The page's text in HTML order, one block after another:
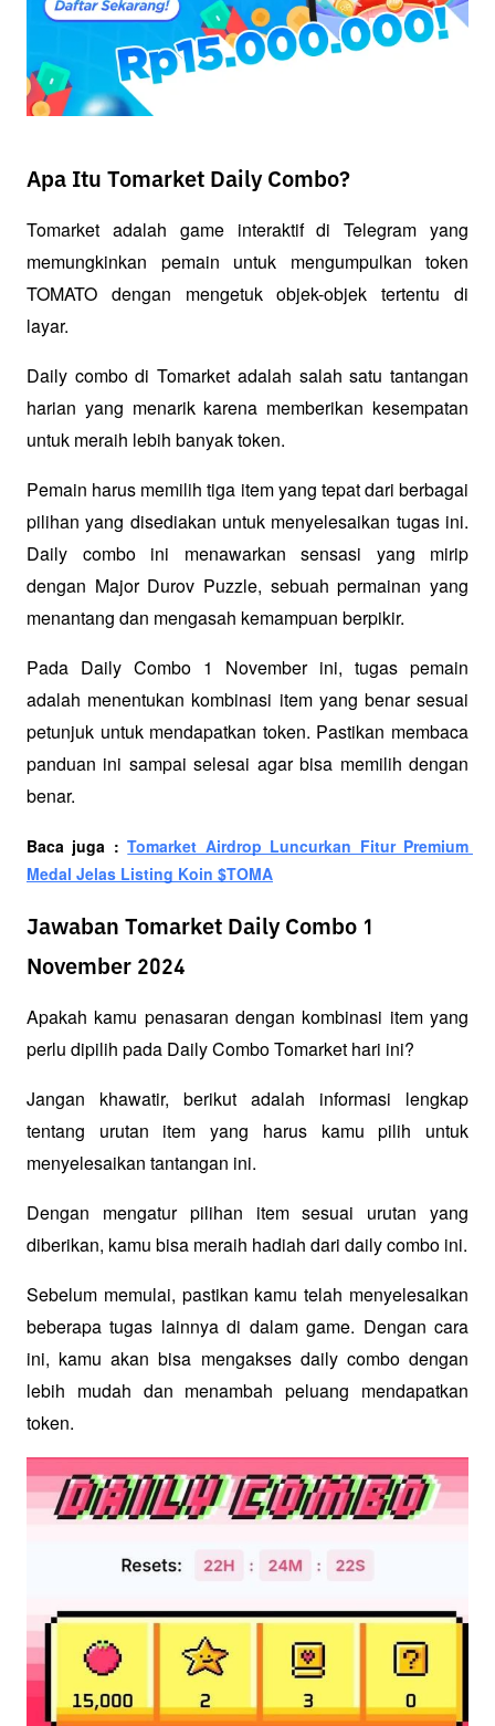
Apa Itu Tomarket Daily Combo?
Tomarket adalah game interaktif di Telegram yang
memungkinkan pemain untuk mengumpulkan token
TOMATO dengan mengetuk objek-objek tertentu di
layar.
Daily combo di Tomarket adalah salah satu tantangan
harian yang menarik karena memberikan kesempatan
untuk meraih lebih banyak token.
Pemain harus memilih tiga item yang tepat dari berbagai
pilihan yang disediakan untuk menyelesaikan tugas ini.
Daily combo ini menawarkan sensasi yang mirip
dengan Major Durov Puzzle, sebuah permainan yang
menantang dan mengasah kemampuan berpikir.
Pada Daily Combo 1 November ini, tugas pemain
adalah menentukan kombinasi item yang benar sesuai
petunjuk untuk mendapatkan token. Pastikan membaca
panduan ini sampai selesai agar bisa memilih dengan
benar.
Baca juga : Tomarket Airdrop Luncurkan Fitur Premium
Medal Jelas Listing Koin $TOMA
Jawaban Tomarket Daily Combo 1
November 2024
Apakah kamu penasaran dengan kombinasi item yang
perlu dipilih pada Daily Combo Tomarket hari ini?
Jangan khawatir, berikut adalah informasi lengkap
tentang urutan item yang harus kamu pilih untuk
menyelesaikan tantangan ini.
Dengan mengatur pilihan item sesuai urutan yang
diberikan, kamu bisa meraih hadiah dari daily combo ini.
Sebelum memulai, pastikan kamu telah menyelesaikan
beberapa tugas lainnya di dalam game. Dengan cara
ini, kamu akan bisa mengakses daily combo dengan
lebih mudah dan menambah peluang mendapatkan
token.